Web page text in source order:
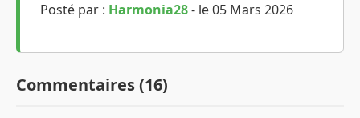
Posté par : Harmonia28- le 05 Mars 2026
Commentaires (16)